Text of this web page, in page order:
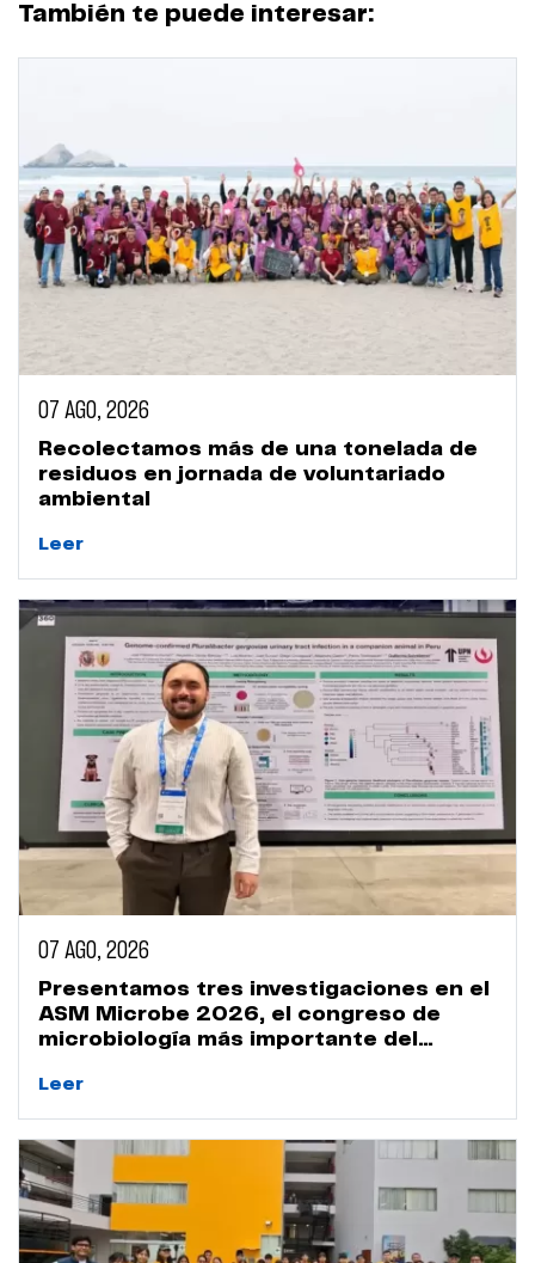
También te puede interesar:
07 AGO, 2026
Recolectamos más de una tonelada de
residuos en jornada de voluntariado
ambiental
Leer
07 AGO, 2026
Presentamos tres investigaciones en el
ASM Microbe 2026, el congreso de
microbiología más importante del
Leer